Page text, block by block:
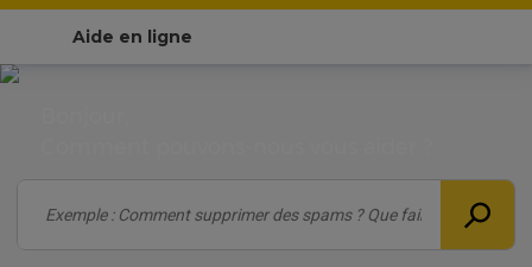
Aide en ligne